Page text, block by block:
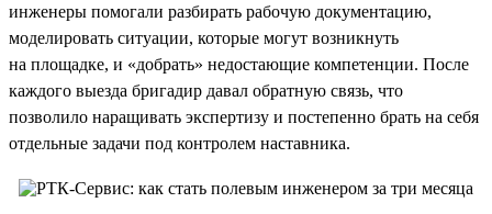
инженеры помогали разбирать рабочую документацию,
моделировать ситуации, которые могут возникнуть
на площадке, и «добрать» недостающие компетенции. После
каждого выезда бригадир давал обратную связь, что
позволило наращивать экспертизу и постепенно брать на себя
отдельные задачи под контролем наставника.